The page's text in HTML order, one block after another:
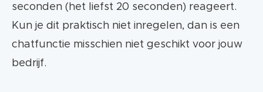
seconden (het liefst 20 seconden) reageert.
Kun je dit praktisch niet inregelen, dan is een
chatfunctie misschien niet geschikt voor jouw
bedrijf.